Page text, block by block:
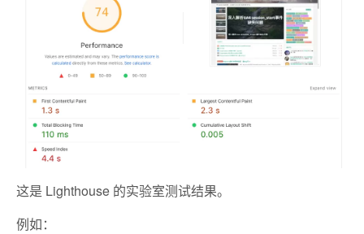
这是 Lighthouse 的实验室测试结果。
例如：